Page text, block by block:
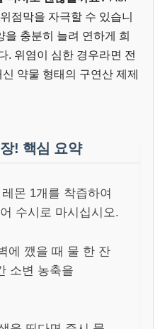
점막을 자극할 수 있습니
충분히 늘려 연하게 희
. 위염이 심한 경우라면 전
약물 형태의 구연산 제제
! 핵심 요약
몬 1개를 착즙하여
수시로 마시십시오.
에 깼을 때 물 한 잔
소변 농축을